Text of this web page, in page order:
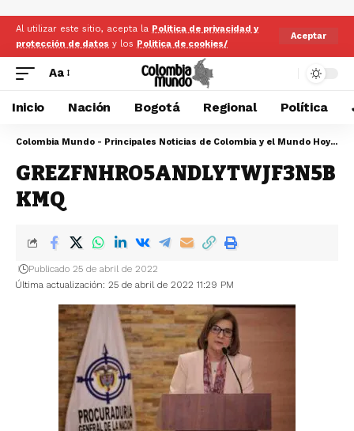
Al utilizar este sitio, acepta la Politica de privacidad y
protección de datos y los Politica de cookies/
Aceptar
Aa
Inicio Nación Bogotá Regional Política
Colombia Mundo - Principales Noticias de Colombia y el Mundo Hoy
>
GREZFNHRO5ANDLYTWJF3N5B
KMQ
Última actualización: 25 de abril de 2022 11:29 PM
Publicado 25 de abril de 2022